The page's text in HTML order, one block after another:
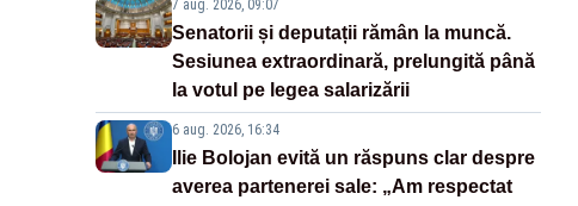
7 aug. 2026, 09:07
Senatorii și deputații rămân la muncă.
Sesiunea extraordinară, prelungită până
la votul pe legea salarizării
6 aug. 2026, 16:34
Ilie Bolojan evită un răspuns clar despre
averea partenerei sale: „Am respectat